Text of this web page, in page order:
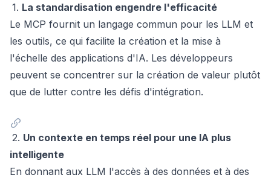
1. La standardisation engendre l'efficacité
Le MCP fournit un langage commun pour les LLM et
les outils, ce qui facilite la création et la mise à
l'échelle des applications d'IA. Les développeurs
peuvent se concentrer sur la création de valeur plutôt
que de lutter contre les défis d'intégration.
2. Un contexte en temps réel pour une IA plus
intelligente
En donnant aux LLM l'accès à des données et à des